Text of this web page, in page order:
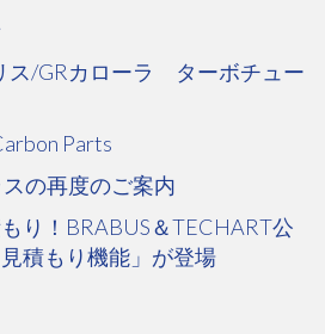
ス/GRカローラ ターボチュー
Parts
の再度のご案内
り！BRABUS＆TECHART公
積もり機能」が登場